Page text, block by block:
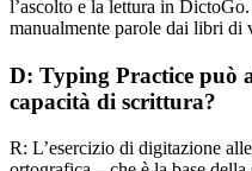
l’ascolto e la lettura in
manualmente parole dai libri di
D: Typing Practice può
capacità di scrittura?
R: L’esercizio di digitazione